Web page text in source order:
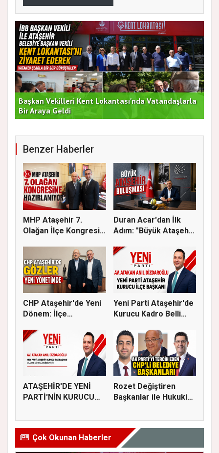
Başkan Vekilleri Kent Lokantası'nda Vatandaşlarla
Bir Araya Geldi
Benzer Haberler
MHP Ataşehir 7.
Olağan İlçe Kongresi
Duran Acar'dan İlk
Adım: "Büyük Ataşehir
CHP Ataşehir'de Yeni
Dönem: İlçe
Yeni Parti Ataşehir'de
Kurucu Kadro Belli
ATAŞEHİR'DE YENİ
PARTİ'NİN KURUCU
Rozet Değiştiren
Başkanlar ile Hukuki
Çok Okunan Haberler